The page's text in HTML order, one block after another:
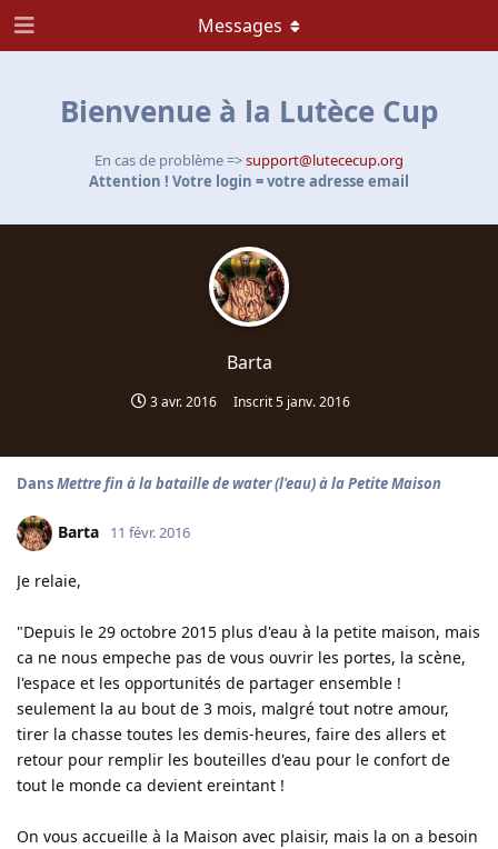
Bienvenue à la Lutèce Cup
En cas de problème =>support@lutececup.org
Attention ! Votre login = votre adresse email
Barta
3 avr. 2016 Inscrit5 janv. 2016
Messages
DansMettre fin à la bataille de water (l'eau) à la Petite Maison
Barta 11 févr. 2016
Je relaie,
"Depuis le 29 octobre 2015 plus d'eau à la petite maison, mais
ca ne nous empeche pas de vous ouvrir les portes, la scène,
l'espace et les opportunités de partager ensemble !
seulement la au bout de 3 mois, malgré tout notre amour,
tirer la chasse toutes les demis-heures, faire des allers et
retour pour remplir les bouteilles d'eau pour le confort de
tout le monde ca devient ereintant !
On vous accueille à la Maison avec plaisir, mais la on a besoin